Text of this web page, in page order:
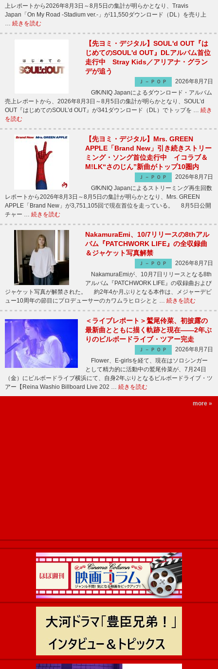
上レポートから2026年8月3日～8月5日の集計が明らかとなり、Travis
Japan「On My Road -Stadium ver.-」が11,550ダウンロード（DL）を売り上
… 続きを読む
【先ヨミ・デジタル】SOUL'd OUT『は
じめてのSOUL'd OUT』DLアルバム首位
走行中 Stray Kids／アリアナ・グラン
デが追う
Ｊ－ＰＯＰ
2026年8月7日
GfK/NIQ Japanによるダウンロード・アルバム
売上レポートから、2026年8月3日～8月5日の集計が明らかとなり、SOUL’d
OUT『はじめてのSOUL’d OUT』が341ダウンロード（DL）でトップを … 続き
を読む
【先ヨミ・デジタル】Mrs. GREEN
APPLE「Brand New」引き続きストリー
ミング・ソング首位走行中 イコラブ＆
M!LK“さのじん”新曲がトップ10圏内
Ｊ－ＰＯＰ
2026年8月7日
GfK/NIQ Japanによるストリーミング再生回数
レポートから2026年8月3日～8月5日の集計が明らかとなり、Mrs. GREEN
APPLE「Brand New」が3,751,105回で現在首位を走っている。 8月5日公開
チャー … 続きを読む
NakamuraEmi、10/7リリースの8thアル
バム『PATCHWORK LIFE』の全収録曲
＆ジャケット写真解禁
Ｊ－ＰＯＰ
2026年8月7日
NakamuraEmiが、10月7日リリースとなる8th
アルバム『PATCHWORK LIFE』の収録曲および
ジャケット写真が解禁された。 約2年4か月ぶりとなる本作は、メジャーデビ
ュー10周年の節目にプロデューサーのカワムラヒロシとと … 続きを読む
＜ライブレポート＞鷲尾伶菜、初披露の
最新曲とともに描く軌跡と現在――2年ぶ
りのビルボードライブ・ツアー完走
Ｊ－ＰＯＰ
2026年8月7日
Flower、E-girlsを経て、現在はソロシンガー
として精力的に活動中の鷲尾伶菜が、7月24日
（金）にビルボードライブ横浜にて、自身2年ぶりとなるビルボードライブ・ツ
アー【Reina Washio Billboard Live 202 … 続きを読む
more »